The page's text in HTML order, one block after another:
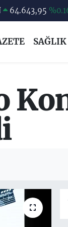
47,6006
64,2398 %0.2
64.643,95 %0.16
SAĞLIK